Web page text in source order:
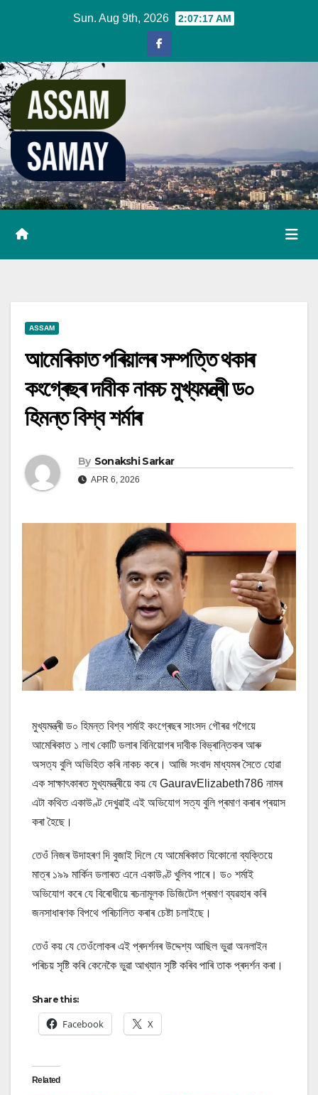
Sun. Aug 9th, 2026 2:07:18 AM
ASSAM
আমেৰিকাত পৰিয়ালৰ সম্পত্তি থকাৰ
কংগ্ৰেছৰ দাবীক নাকচ মুখ্যমন্ত্ৰী ড০
হিমন্ত বিশ্ব শৰ্মাৰ
By Sonakshi Sarkar
APR 6, 2026
মুখ্যমন্ত্ৰী ড০ হিমন্ত বিশ্ব শৰ্মাই কংগ্ৰেছৰ সাংসদ গৌৰৱ গগৈয়ে
আমেৰিকাত ১ লাখ কোটি ডলাৰ বিনিয়োগৰ দাবীক বিভ্ৰান্তিকৰ আৰু
অসত্য বুলি অভিহিত কৰি নাকচ কৰে। আজি সংবাদ মাধ্যমৰ সৈতে হোৱা
এক সাক্ষাৎকাৰত মুখ্যমন্ত্ৰীয়ে কয় যে GauravElizabeth786 নামৰ
এটা কথিত একাউণ্ট দেখুৱাই এই অভিযোগ সত্য বুলি প্ৰমাণ কৰাৰ প্ৰয়াস
কৰা হৈছে।
তেওঁ নিজৰ উদাহৰণ দি বুজাই দিলে যে আমেৰিকাত যিকোনো ব্যক্তিয়ে
মাত্ৰ ১৯৯ মাৰ্কিন ডলাৰত এনে একাউণ্ট খুলিব পাৰে। ড০ শৰ্মাই
অভিযোগ কৰে যে বিৰোধীয়ে ৰচনামূলক ডিজিটেল প্ৰমাণ ব্যৱহাৰ কৰি
জনসাধাৰণক বিপথে পৰিচালিত কৰাৰ চেষ্টা চলাইছে।
তেওঁ কয় যে তেওঁলোকৰ এই প্ৰদৰ্শনৰ উদ্দেশ্য আছিল ভুৱা অনলাইন
পৰিচয় সৃষ্টি কৰি কেনেকৈ ভুৱা আখ্যান সৃষ্টি কৰিব পাৰি তাক প্ৰদৰ্শন কৰা।
Share this:
Facebook X
Related